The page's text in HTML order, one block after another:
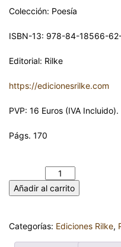
Colección: Poesía
ISBN-13: 978-84-18566-
Editorial: Rilke
https://edicionesrilke.com
PVP: 16 Euros (IVA Incluido).
Págs. 170
Añadir al carrito
Categorías: Ediciones Rilke,